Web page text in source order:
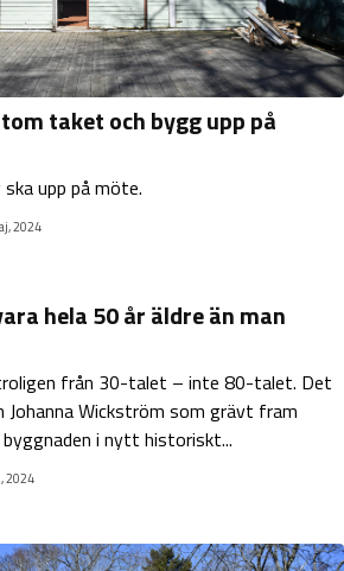
taket och bygg upp på
upp på möte.
2024
hela 50 år äldre än man
från 30-talet – inte 80-talet. Det
Wickström som grävt fram
i nytt historiskt...
2024